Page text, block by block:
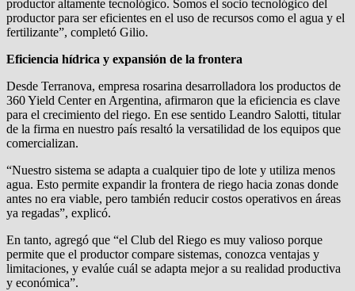
productor altamente tecnológico. Somos el socio tecnológico del
productor para ser eficientes en el uso de recursos como el agua y el
fertilizante”, completó Gilio.
Eficiencia hídrica y expansión de la frontera
Desde Terranova, empresa rosarina desarrolladora los productos de
360 Yield Center en Argentina, afirmaron que la eficiencia es clave
para el crecimiento del riego. En ese sentido Leandro Salotti, titular
de la firma en nuestro país resaltó la versatilidad de los equipos que
comercializan.
“Nuestro sistema se adapta a cualquier tipo de lote y utiliza menos
agua. Esto permite expandir la frontera de riego hacia zonas donde
antes no era viable, pero también reducir costos operativos en áreas
ya regadas”, explicó.
En tanto, agregó que “el Club del Riego es muy valioso porque
permite que el productor compare sistemas, conozca ventajas y
limitaciones, y evalúe cuál se adapta mejor a su realidad productiva
y económica”.